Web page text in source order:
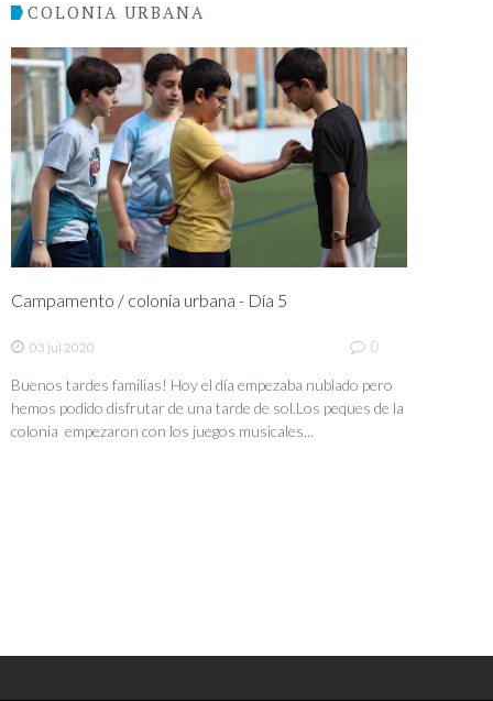
COLONIA URBANA
Campamento / colonia urbana - Día 5
03 jul 2020 0
Buenos tardes familias! Hoy el día empezaba nublado pero
hemos podido disfrutar de una tarde de sol.Los peques de la
colonia empezaron con los juegos musicales...